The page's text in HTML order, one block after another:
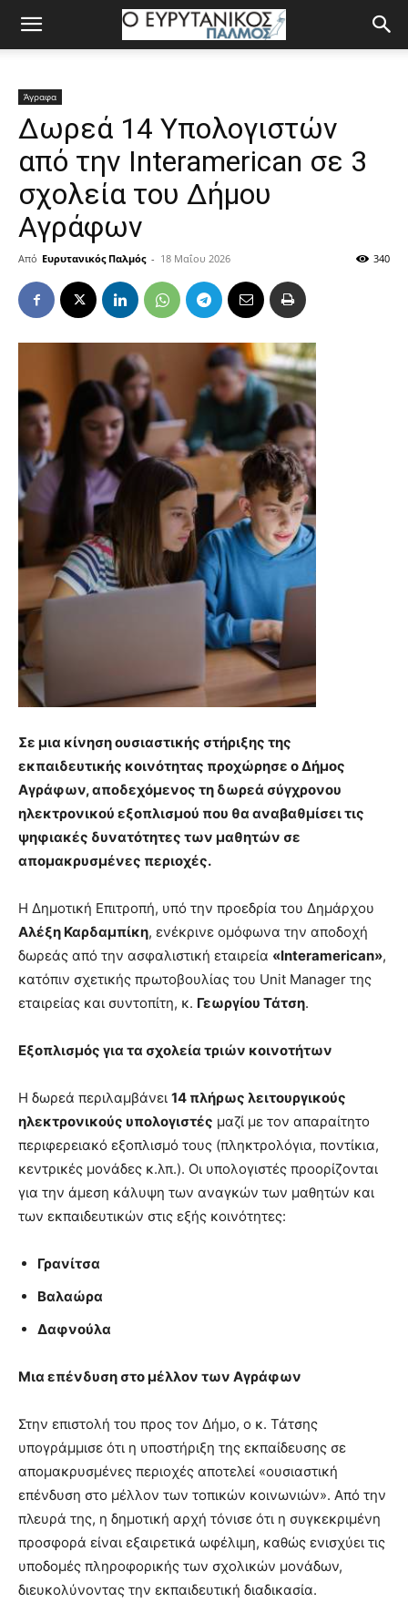
Άγραφα
Δωρεά 14 Υπολογιστών
από την Interamerican σε 3
σχολεία του Δήμου
Αγράφων
Από Ευρυτανικός Παλμός - 18 Μαΐου 2026 340
Σε μια κίνηση ουσιαστικής στήριξης της
εκπαιδευτικής κοινότητας προχώρησε ο Δήμος
Αγράφων, αποδεχόμενος τη δωρεά σύγχρονου
ηλεκτρονικού εξοπλισμού που θα αναβαθμίσει τις
ψηφιακές δυνατότητες των μαθητών σε
απομακρυσμένες περιοχές.
Η Δημοτική Επιτροπή, υπό την προεδρία του Δημάρχου
Αλέξη Καρδαμπίκη, ενέκρινε ομόφωνα την αποδοχή
δωρεάς από την ασφαλιστική εταιρεία «Interamerican»,
κατόπιν σχετικής πρωτοβουλίας του Unit Manager της
εταιρείας και συντοπίτη, κ. Γεωργίου Τάτση.
Εξοπλισμός για τα σχολεία τριών κοινοτήτων
Η δωρεά περιλαμβάνει 14 πλήρως λειτουργικούς
ηλεκτρονικούς υπολογιστές μαζί με τον απαραίτητο
περιφερειακό εξοπλισμό τους (πληκτρολόγια, ποντίκια,
κεντρικές μονάδες κ.λπ.). Οι υπολογιστές προορίζονται
για την άμεση κάλυψη των αναγκών των μαθητών και
των εκπαιδευτικών στις εξής κοινότητες:
Γρανίτσα
Βαλαώρα
Δαφνούλα
Μια επένδυση στο μέλλον των Αγράφων
Στην επιστολή του προς τον Δήμο, ο κ. Τάτσης
υπογράμμισε ότι η υποστήριξη της εκπαίδευσης σε
απομακρυσμένες περιοχές αποτελεί «ουσιαστική
επένδυση στο μέλλον των τοπικών κοινωνιών». Από την
πλευρά της, η δημοτική αρχή τόνισε ότι η συγκεκριμένη
προσφορά είναι εξαιρετικά ωφέλιμη, καθώς ενισχύει τις
υποδομές πληροφορικής των σχολικών μονάδων,
διευκολύνοντας την εκπαιδευτική διαδικασία.